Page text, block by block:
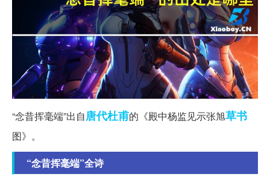
“念昔挥毫端”出自唐代杜甫的《殿中杨监见示张旭草书
图》。
“念昔挥毫端”全诗